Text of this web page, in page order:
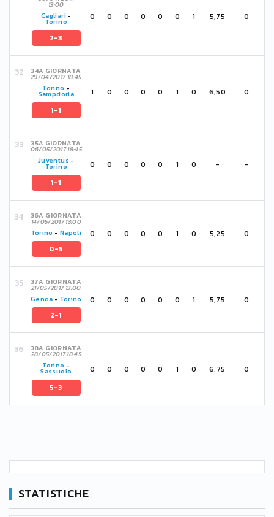
13:00
Cagliari-
Torino
2-3
0 0 0 0 0 0 1 5,75 0
34A GIORNATA
29/04/2017 18:45
Torino -
Sampdoria
1-1
1 0 0 0 0 1 0 6,50 0
35A GIORNATA
06/05/2017 18:45
Juventus -
Torino
1-1
0 0 0 0 0 1 0 - -
36A GIORNATA
14/05/2017 13:00
Torino - Napoli
0-5
0 0 0 0 0 1 0 5,25 0
37A GIORNATA
21/05/2017 13:00
Genoa - Torino
2-1
0 0 0 0 0 0 1 5,75 0
38A GIORNATA
28/05/2017 18:45
Torino -
Sassuolo
5-3
0 0 0 0 0 1 0 6,75 0
STATISTICHE